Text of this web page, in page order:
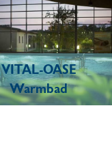
VITAL-OASE
Warmbad